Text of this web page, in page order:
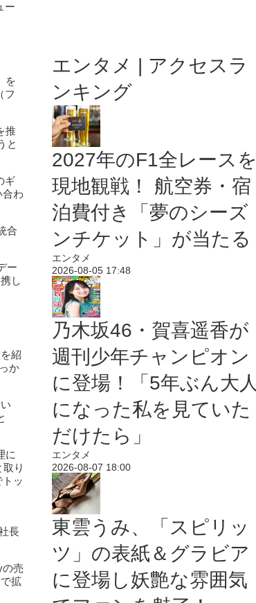
ー
を
フ
推
と
ギ
わ
合
ー
し
紹
か
に
り
ッ
長
の売
拡
エンタメ | アクセスラ
ンキング
2027年のF1全レースを
現地観戦！ 航空券・宿
泊費付き「夢のシーズ
ンチケット」が当たる
エンタメ
2026-08-05 17:48
乃木坂46・賀喜遥香が
週刊少年チャンピオン
に登場！「5年ぶん大人
になった私を見ていた
だけたら」
エンタメ
2026-08-07 18:00
東雲うみ、「スピリッ
ツ」の表紙＆グラビア
に登場し妖艶な雰囲気